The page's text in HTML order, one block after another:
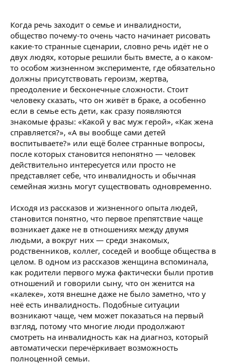
Когда речь заходит о семье и инвалидности,
общество почему-то очень часто начинает рисовать
какие-то странные сценарии, словно речь идёт не о
двух людях, которые решили быть вместе, а о каком-
то особом жизненном эксперименте, где обязательно
должны присутствовать героизм, жертва,
преодоление и бесконечные сложности. Стоит
человеку сказать, что он живёт в браке, а особенно
если в семье есть дети, как сразу появляются
знакомые фразы: «Какой у вас муж герой», «Как жена
справляется?», «А вы вообще сами детей
воспитываете?» или ещё более странные вопросы,
после которых становится непонятно — человек
действительно интересуется или просто не
представляет себе, что инвалидность и обычная
семейная жизнь могут существовать одновременно.
Исходя из рассказов и жизненного опыта людей,
становится понятно, что первое препятствие чаще
возникает даже не в отношениях между двумя
людьми, а вокруг них — среди знакомых,
родственников, коллег, соседей и вообще общества в
целом. В одном из рассказов женщина вспоминала,
как родители первого мужа фактически были против
отношений и говорили сыну, что он женится на
«калеке», хотя внешне даже не было заметно, что у
неё есть инвалидность. Подобные ситуации
возникают чаще, чем может показаться на первый
взгляд, потому что многие люди продолжают
смотреть на инвалидность как на диагноз, который
автоматически перечёркивает возможность
полноценной семьи.